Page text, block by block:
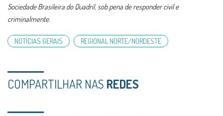
Sociedade Brasileira do Quadril, sob pena de responder civil e
criminalmente.
NOTÍCIAS GERAIS REGIONAL NORTE/NORDESTE
COMPARTILHAR NAS REDES